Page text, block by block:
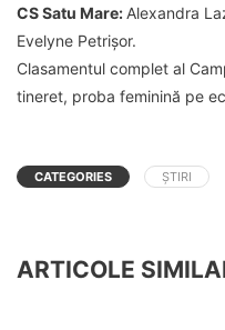
CS Satu Mare: Alexandra
Evelyne Petrișor.
Clasamentul complet al
tineret, proba feminină pe
CATEGORIES ȘTIRI
ARTICOLE